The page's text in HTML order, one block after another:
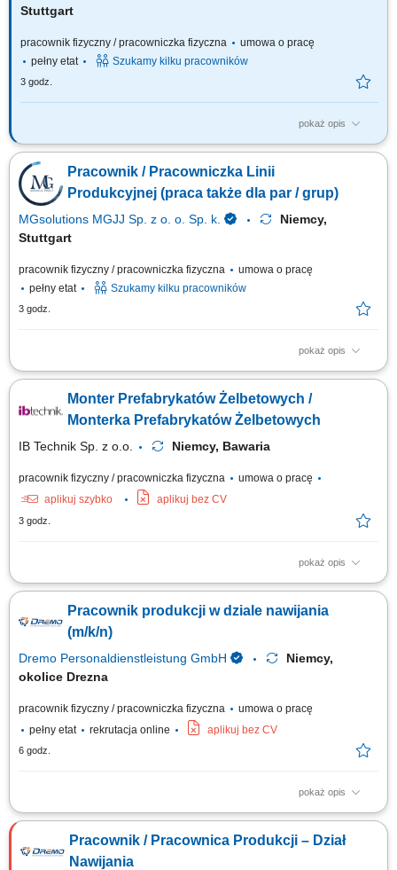
Stuttgart
pracownik fizyczny / pracowniczka fizyczna
umowa o pracę
pełny etat
Szukamy kilku pracowników
3 godz.
pokaż opis
Opis stanowiska Proste prace produkcyjne przy taśmie (np. obsługa
prostych maszyn) Pakowanie napojów; Etykietowanie; Kontrola jakości;
Inne prace pomocnicze;
Pracownik / Pracowniczka Linii
Produkcyjnej (praca także dla par / grup)
MGsolutions MGJJ Sp. z o. o. Sp. k.
Niemcy,
Stuttgart
pracownik fizyczny / pracowniczka fizyczna
umowa o pracę
pełny etat
Szukamy kilku pracowników
3 godz.
pokaż opis
Zakres obowiązków: Wykonywanie prostych prac produkcyjnych przy linii
Pakowanie oraz etykietowanie napojów; Kontrola jakości produktów;
Realizacja bieżących prac pomocniczych na terenie zakładu;
Monter Prefabrykatów Żelbetowych /
Monterka Prefabrykatów Żelbetowych
IB Technik Sp. z o.o. Niemcy, Bawaria
pracownik fizyczny / pracowniczka fizyczna
umowa o pracę
aplikuj szybko
aplikuj bez CV
3 godz.
pokaż opis
Zadania: Wykonywanie konstrukcji żelbetowych (stan surowy). Praca na
Pracownik produkcji w dziale nawijania
(m/k/n)
Dremo Personaldienstleistung GmbH
Niemcy,
okolice Drezna
pracownik fizyczny / pracowniczka fizyczna
umowa o pracę
pełny etat
rekrutacja online aplikuj bez CV
6 godz.
pokaż opis
Obowiązki: Nadzór i obsługa maszyn produkcyjnych / maszyn do
wprowadzeniem do użytku; Praca z narzędziami pomiarowymi;
Wymagania: Bardzo dobra koordynacja wzrokowo-ruchowa;
Pracownik / Pracownica Produkcji – Dział
Nawijania